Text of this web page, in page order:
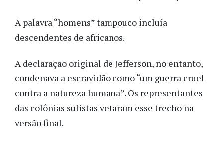
A palavra “homens” tampouco incluía
descendentes de africanos.
A declaração original de Jefferson, no entanto,
condenava a escravidão como “um guerra cruel
contra a natureza humana”. Os representantes
das colônias sulistas vetaram esse trecho na
versão final.